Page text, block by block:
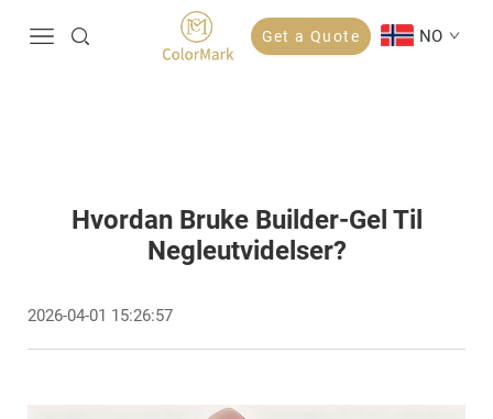
Get a Quote NO
Hvordan Bruke Builder-Gel Til
Negleutvidelser?
2026-04-01 15:26:57